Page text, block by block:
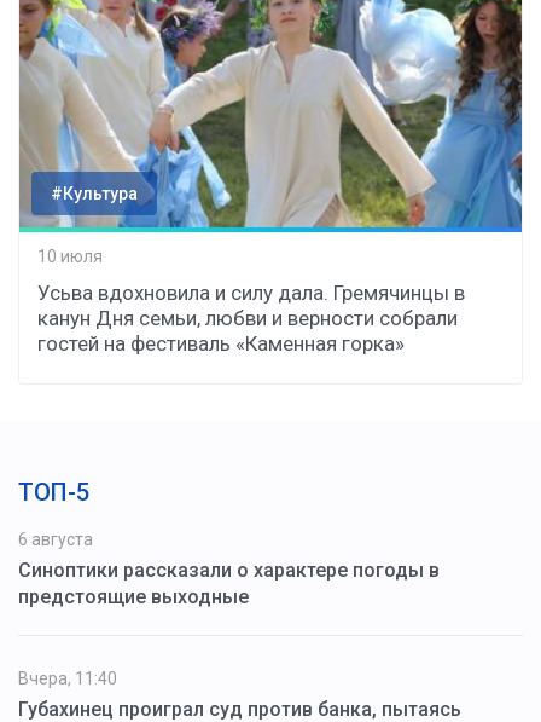
#Культура
10 июля
Усьва вдохновила и силу дала. Гремячинцы в
канун Дня семьи, любви и верности собрали
гостей на фестиваль «Каменная горка»
ТОП-5
6 августа
Синоптики рассказали о характере погоды в
предстоящие выходные
Вчера, 11:40
Губахинец проиграл суд против банка, пытаясь